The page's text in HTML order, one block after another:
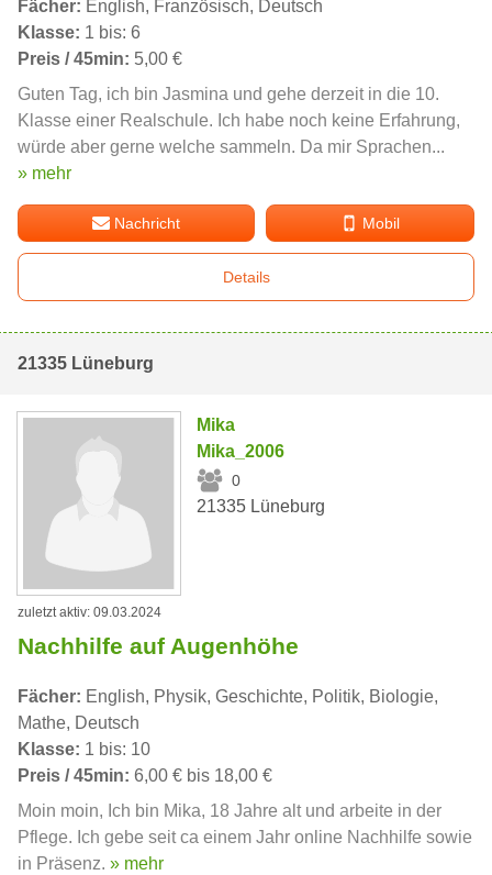
Fächer: English, Französisch, Deutsch
Klasse: 1 bis: 6
Preis / 45min: 5,00 €
Guten Tag, ich bin Jasmina und gehe derzeit in die 10.
Klasse einer Realschule. Ich habe noch keine Erfahrung,
würde aber gerne welche sammeln. Da mir Sprachen...
» mehr
Nachricht Mobil
Details
21335 Lüneburg
Mika
Mika_2006
0
21335 Lüneburg
zuletzt aktiv: 09.03.2024
Nachhilfe auf Augenhöhe
Fächer: English, Physik, Geschichte, Politik, Biologie,
Mathe, Deutsch
Klasse: 1 bis: 10
Preis / 45min: 6,00 € bis 18,00 €
Moin moin, Ich bin Mika, 18 Jahre alt und arbeite in der
Pflege. Ich gebe seit ca einem Jahr online Nachhilfe sowie
in Präsenz. » mehr